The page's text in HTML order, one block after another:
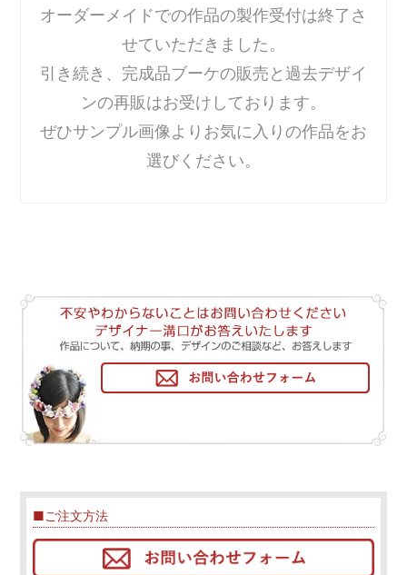
オーダーメイドでの作品の製作受付は終了さ
せていただきました。
引き続き、完成品ブーケの販売と過去デザイ
ンの再販はお受けしております。
ぜひサンプル画像よりお気に入りの作品をお
選びください。
■ご注文方法